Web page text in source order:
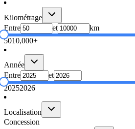
Kilométrage
Entre
et
km
5010,000+
Année
Entre
et
20252026
Localisation
Concession